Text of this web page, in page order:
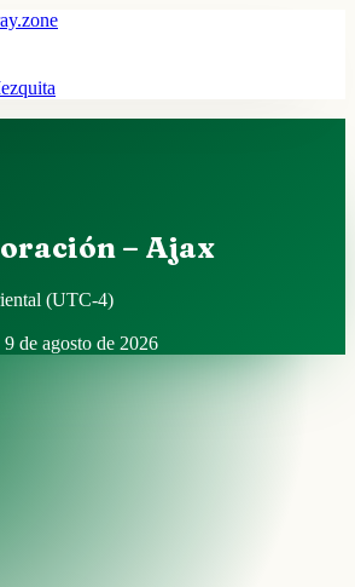
– Ajax
(UTC-4)
de agosto de 2026